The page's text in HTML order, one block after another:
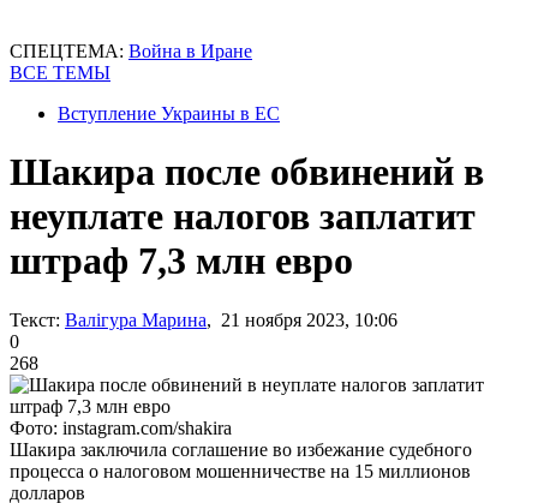
СПЕЦТЕМА: Война в Иране
ВСЕ ТЕМЫ
Вступление Украины в ЕС
Шакира после обвинений в
неуплате налогов заплатит
штраф 7,3 млн евро
Текст: Валігура Марина, 21 ноября 2023, 10:06
0
268
Фото: instagram.com/shakira
Шакира заключила соглашение во избежание судебного
процесса о налоговом мошенничестве на 15 миллионов
долларов